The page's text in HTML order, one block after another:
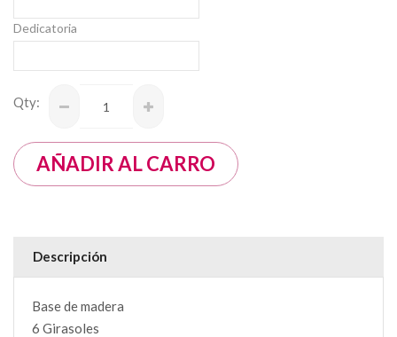
Dedicatoria
Qty:
Descripción
Base de madera
6 Girasoles